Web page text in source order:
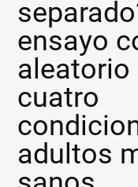
ensayo
aleatorio
cuatro
adultos